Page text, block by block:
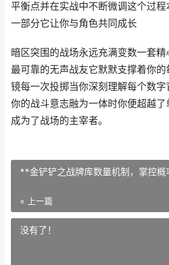
平衡点并在实战中不断微调这个过
一部分它让你与角色共同成长
暗区突围的战场永远充满变数一套
最可靠的无声战友它默默支撑着你
镜每一次投掷当你深刻理解每个数
你的战斗意志融为一体时你便超越
成为了战场的主宰者。
**金铲铲之战牌库数量机制，掌控
« 上一篇
没有了！